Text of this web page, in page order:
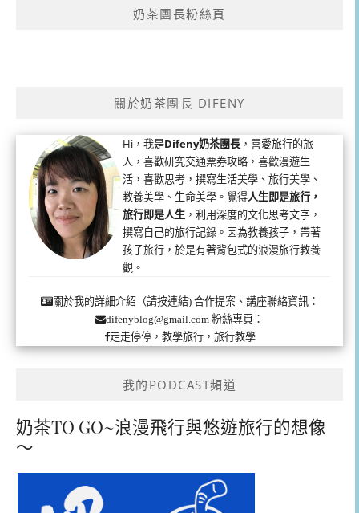
奶茶團長粉絲頁
關於奶茶團長 DIFENY
Hi，我是Difeny奶茶團長 ，喜愛旅行的旅
人，喜歡研究交通票券攻略，喜歡漫遊生
活，喜歡思考，撰寫生活美學、旅行美學、
教養美學、生命美學。覺得人生即是旅行，
旅行即是人生 ，利用深度的文化思考文字，
撰寫自己的旅行記錄。因為教養孩子，帶著
孩子旅行，於是有著背包式的浪漫旅行教養
觀。
關於我的詳細介紹（請按連結)合作提案、講座聯絡資訊：
difenyblog@gmail.com 粉絲專頁：
走走停停，教學旅行，旅行教學
我的PODCAST頻道
奶茶TO GO~浪漫飛行與悠遊旅行的想像
～